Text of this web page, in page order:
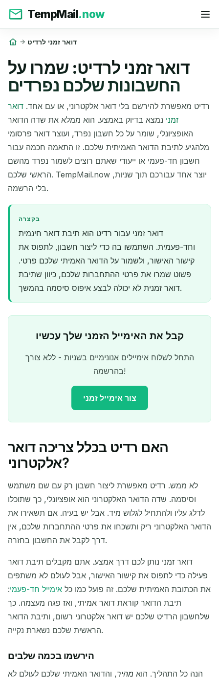
TempMail.now
דואר זמני לרדיט
דואר זמני לרדיט: שמרו על
החשבונות שלכם נפרדים
רדיט מאפשרת להירשם בלי דואר אלקטרוני, או עם אחד. דואר
זמני נמצא בדיוק באמצע. הוא ממלא את שדה הדואר
האופציונלי, שומר על כל חשבון נפרד, ועוצר דואר פרסומי
מלהגיע לתיבת הדואר האמיתית שלכם. זו התאמה חכמה עבור
חשבון חד-פעמי או ייעודי שאתם רוצים לשמור נפרד מהשם
הראשי שלכם. TempMail.now יוצר אחד עבורכם תוך שניות,
בלי הרשמה.
בקצרה
דואר זמני עבור רדיט הוא תיבת דואר חינמית
וחד-פעמית. השתמשו בה כדי ליצור חשבון, לתפוס את
קישור האישור, ולשמור על הדואר האמיתי שלכם פרטי.
פשוט שמרו את פרטי ההתחברות שלכם, כיוון שתיבת
דואר זמנית לא יכולה לבצע איפוס סיסמה בהמשך.
קבל את האימייל הזמני שלך עכשיו
התחל לשלוח אימיילים אנונימיים בשניות - ללא צורך
בהרשמה!
צור אימייל זמני
העתק קוד QR
הרענון הבא בעוד שניות
פעולה
האם רדיט בכלל צריכה דואר
אלקטרוני?
לא ממש. רדיט מאפשרת ליצור חשבון רק עם שם משתמש
וסיסמה. שדה הדואר האלקטרוני הוא אופציונלי, כך שתוכלו
לדלג עליו ולהתחיל לגלוש מיד. אבל יש בעיה. אם תשאירו את
הדואר האלקטרוני ריק ותשכחו את פרטי ההתחברות שלכם, אין
דרך לקבל את החשבון בחזרה.
דואר זמני נותן לכם דרך אמצע. אתם מקבלים תיבת דואר
פעילה כדי לתפוס את קישור האישור, אבל לעולם לא משתפים
את הכתובת האמיתית שלכם. זה פועל כמו כל אימייל חד-פעמי:
תיבת הדואר קוראת דואר אמיתי, ואז פגה מעצמה. כך
שלחשבון הרדיט שלכם יש דואר אלקטרוני רשום, ותיבת הדואר
הראשית שלכם נשארת נקייה.
הירשמו בכמה שלבים
הנה כל התהליך. הוא מהיר, והדואר האמיתי שלכם לעולם לא